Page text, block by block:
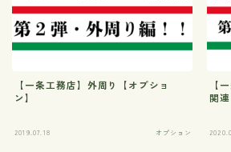
【一条工務店】外周り【オプショ
ン】
2019.07.18 オプション
【
関